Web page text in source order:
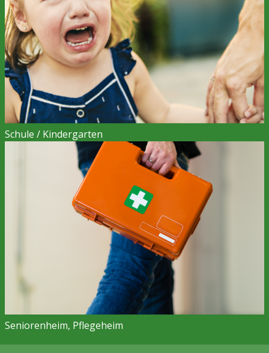
Schule / Kindergarten
Seniorenheim, Pflegeheim